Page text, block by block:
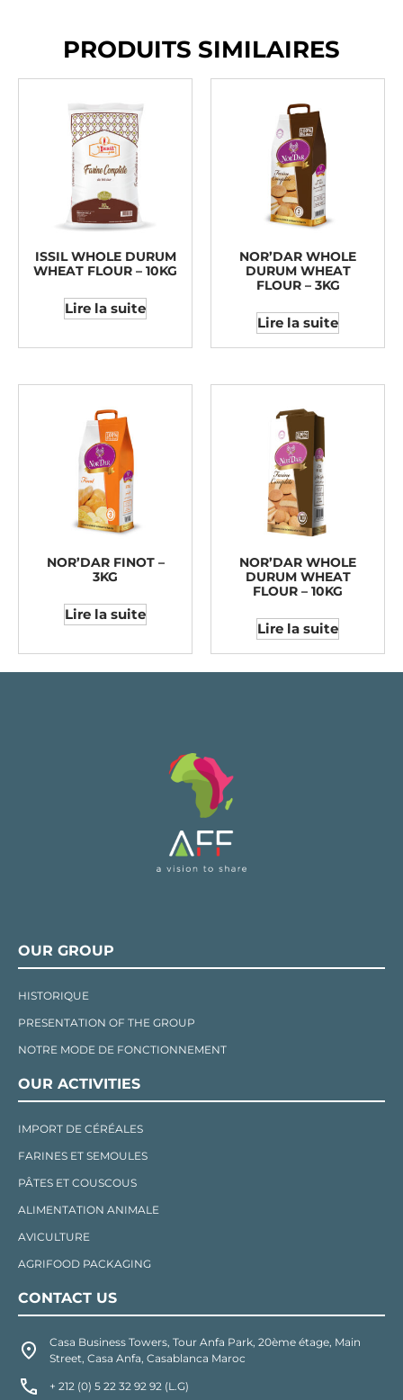
PRODUITS SIMILAIRES
ISSIL WHOLE DURUM
WHEAT FLOUR – 10KG
Lire la suite
NOR’DAR WHOLE
DURUM WHEAT
FLOUR – 3KG
Lire la suite
NOR’DAR FINOT –
3KG
Lire la suite
NOR’DAR WHOLE
DURUM WHEAT
FLOUR – 10KG
Lire la suite
OUR GROUP
HISTORIQUE
PRESENTATION OF THE GROUP
NOTRE MODE DE FONCTIONNEMENT
OUR ACTIVITIES
IMPORT DE CÉRÉALES
FARINES ET SEMOULES
PÂTES ET COUSCOUS
ALIMENTATION ANIMALE
AVICULTURE
AGRIFOOD PACKAGING
CONTACT US
Casa Business Towers, Tour Anfa Park, 20ème étage, Main
Street, Casa Anfa, Casablanca Maroc
+ 212 (0) 5 22 32 92 92 (L.G)